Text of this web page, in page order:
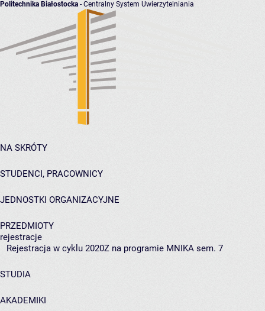
Politechnika Białostocka - Centralny System Uwierzytelniania
NA SKRÓTY
STUDENCI, PRACOWNICY
JEDNOSTKI ORGANIZACYJNE
PRZEDMIOTY
rejestracje
Rejestracja w cyklu 2020Z na programie MNIKA sem. 7
STUDIA
AKADEMIKI